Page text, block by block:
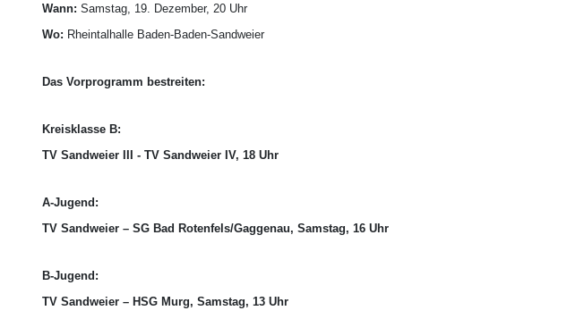
Wann: Samstag, 19. Dezember, 20 Uhr
Wo: Rheintalhalle Baden-Baden-Sandweier
Das Vorprogramm bestreiten:
Kreisklasse B:
TV Sandweier III - TV Sandweier IV, 18 Uhr
A-Jugend:
TV Sandweier – SG Bad Rotenfels/Gaggenau, Samstag, 16 Uhr
B-Jugend:
TV Sandweier – HSG Murg, Samstag, 13 Uhr